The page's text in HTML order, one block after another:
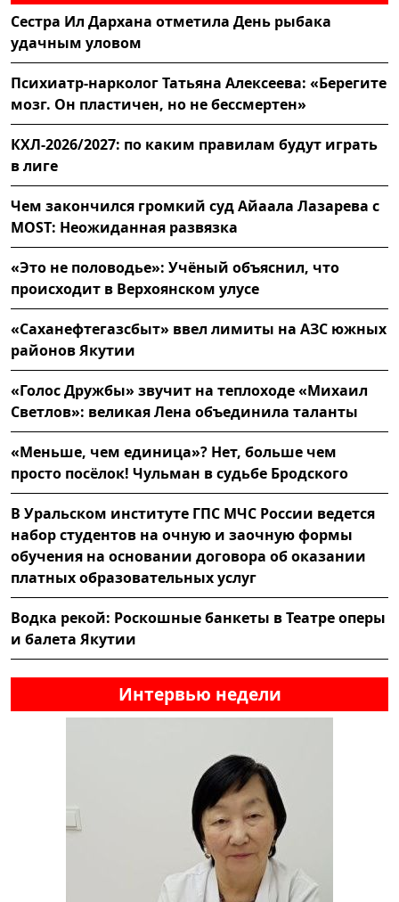
Сестра Ил Дархана отметила День рыбака
удачным уловом
Психиатр-нарколог Татьяна Алексеева: «Берегите
мозг. Он пластичен, но не бессмертен»
КХЛ-2026/2027: по каким правилам будут играть
в лиге
Чем закончился громкий суд Айаала Лазарева с
MOST: Неожиданная развязка
«Это не половодье»: Учёный объяснил, что
происходит в Верхоянском улусе
«Саханефтегазсбыт» ввел лимиты на АЗС южных
районов Якутии
«Голос Дружбы» звучит на теплоходе «Михаил
Светлов»: великая Лена объединила таланты
«Меньше, чем единица»? Нет, больше чем
просто посёлок! Чульман в судьбе Бродского
В Уральском институте ГПС МЧС России ведется
набор студентов на очную и заочную формы
обучения на основании договора об оказании
платных образовательных услуг
Водка рекой: Роскошные банкеты в Театре оперы
и балета Якутии
Интервью недели